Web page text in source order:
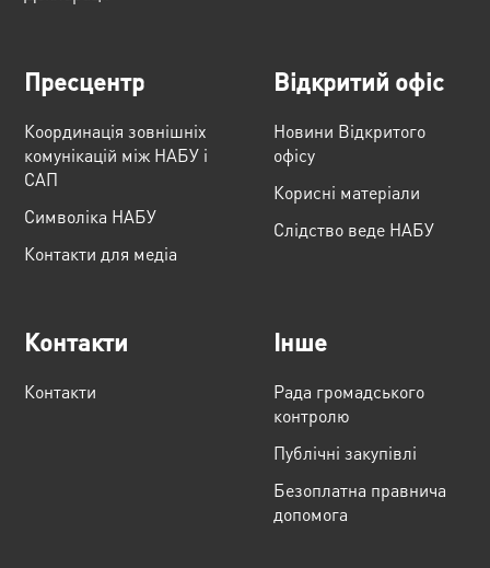
Пресцентр
Координація зовнішніх
комунікацій між НАБУ і
САП
Cимволіка НАБУ
Контакти для медіа
Відкритий офіс
Новини Відкритого
офісу
Корисні матеріали
Слідство веде НАБУ
Контакти
Контакти
Інше
Рада громадського
контролю
Публічні закупівлі
Безоплатна правнича
допомога